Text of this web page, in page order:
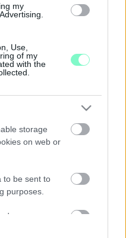
my
Use,
of my
with the
storage
on web or
to be sent to
purposes.
me
az államnak.
RÚGTA,
NAGYMAMA ÉS
UTCÁN
IS
sárvári, a vépi és a
gazdát. A sárvári
KÉT NŐ
még egy élet kioltására